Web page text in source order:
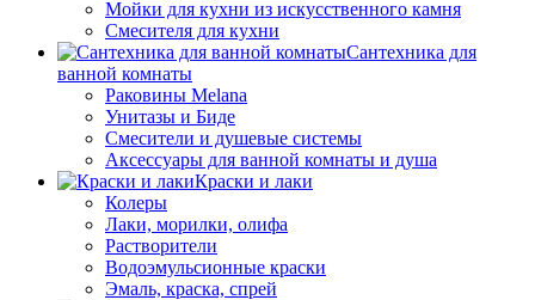
Мойки для кухни из искусственного камня
Смесителя для кухни
Сантехника для
ванной комнаты
Раковины Melana
Унитазы и Биде
Смесители и душевые системы
Аксессуары для ванной комнаты и душа
Краски и лаки
Колеры
Лаки, морилки, олифа
Растворители
Водоэмульсионные краски
Эмаль, краска, спрей